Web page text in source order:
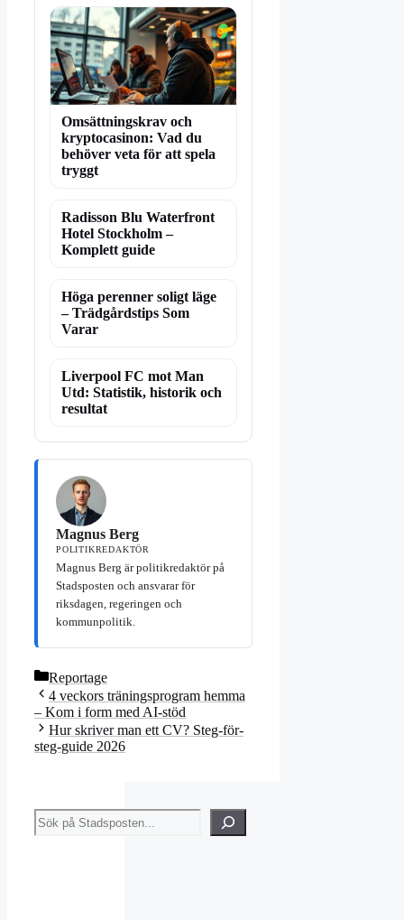
Omsättningskrav och
kryptocasinon: Vad du
behöver veta för att spela
tryggt
Radisson Blu Waterfront
Hotel Stockholm –
Komplett guide
Höga perenner soligt läge
– Trädgårdstips Som
Varar
Liverpool FC mot Man
Utd: Statistik, historik och
resultat
Magnus Berg
POLITIKREDAKTÖR
Magnus Berg är politikredaktör på
Stadsposten och ansvarar för
riksdagen, regeringen och
kommunpolitik.
Kategorier
Reportage
4 veckors träningsprogram hemma
– Kom i form med AI-stöd
Hur skriver man ett CV? Steg-för-
steg-guide 2026
Sök